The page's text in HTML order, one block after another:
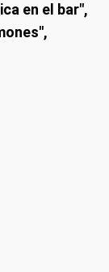
en el bar",